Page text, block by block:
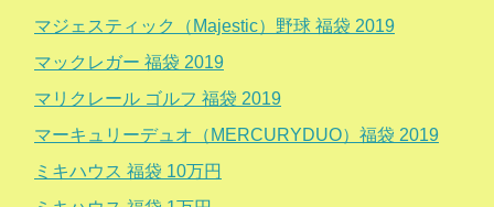
マジェスティック（Majestic）野球 福袋 2019
マックレガー 福袋 2019
マリクレール ゴルフ 福袋 2019
マーキュリーデュオ（MERCURYDUO）福袋 2019
ミキハウス 福袋 10万円